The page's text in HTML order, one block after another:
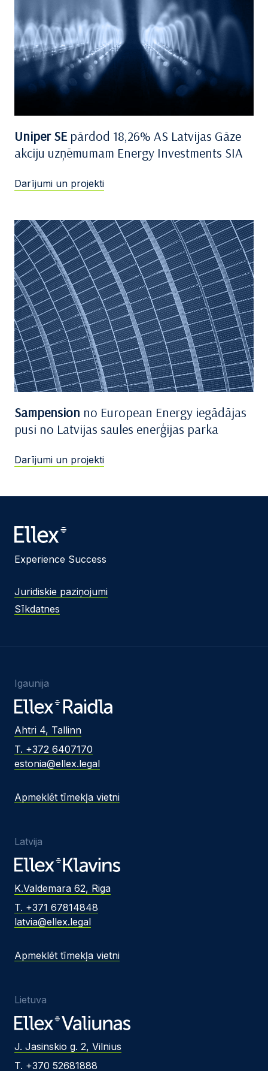
Uniper SE pārdod 18,26% AS Latvijas Gāze
akciju uzņēmumam Energy Investments SIA
Darījumi un projekti
Sampension no European Energy iegādājas
pusi no Latvijas saules enerģijas parka
Darījumi un projekti
Experience Success
Juridiskie paziņojumi
Sīkdatnes
Igaunija
Ahtri 4, Tallinn
T. +372 6407170
estonia@ellex.legal
Apmeklēt tīmekļa vietni
Latvija
K.Valdemara 62, Riga
T. +371 67814848
latvia@ellex.legal
Apmeklēt tīmekļa vietni
Lietuva
J. Jasinskio g. 2, Vilnius
T. +370 52681888